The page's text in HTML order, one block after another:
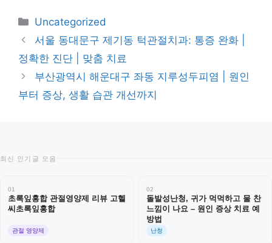
카
테
고
리
Uncategorized
서울 동대문구 제기동 턱관절치과: 통증 완화 |
정확한 진단 | 맞춤 치료
부산광역시 해운대구 좌동 지루성두피염 | 원인
부터 증상, 생활 습관 개선까지
최신 인기글 모음
01
초록잎홍합 관절영양제 리뷰 고헬
씨초록잎홍합
관절 영양제
02
돌발성난청, 귀가 먹먹하고 물 찬
느낌이 나요 – 원인 증상 치료 예
방법
난청